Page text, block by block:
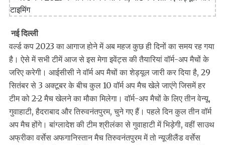
नई दिल्ली
वर्ल्ड कप 2023 का आगाज होने में अब महज कुछ ही दिनों का समय रह गया
है। ऐसे में सभी टीमें आज से इस मेगा इवेंट्स की तैयारियां वॉर्म-अप मैचों के
जरिए करेगी। आईसीसी ने वॉर्म अप मैचों का शेड्यूल जारी कर दिया है, 29
सितंबर से 3 अक्टूबर के बीच कुल 10 वॉर्म अप मैच खेले जाएंगे जिसमें हर
टीम को 2-2 मैच खेलने का मौका मिलेगा। वॉर्म-अप मैचों के लिए तीन वेन्यू,
गुवाहाटी, हैदराबाद और तिरुवनंतपुरम, चुने गए हैं। पहले दिन कुल तीन वॉर्म
अप मैच होंगे। बांग्लादेश की टीम श्रीलंका से गुवाहाटी में भिड़ेगी, वहीं साउथ
अफ्रीका वर्सेस अफगानिस्तान मैच तिरुवनंतपुरम में तो न्यूजीलैंड वर्सेस